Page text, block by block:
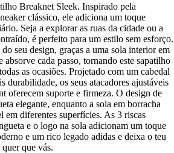
Breaknet Sleek. Inspirado pela
clássico, ele adiciona um toque
Seja a explorar as ruas da cidade ou a
é perfeito para um estilo sem esforço.
seu design, graças a uma sola interior em
absorve cada passo, tornando este sapatilho
as ocasiões. Projetado com um cabedal
durabilidade, os seus atacadores ajustáveis
oferecem suporte e firmeza. O design de
elegante, enquanto a sola em borracha
em diferentes superfícies. As 3 riscas
e o logo na sola adicionam um toque
e um rico legado adidas e deixa o teu
que vás.